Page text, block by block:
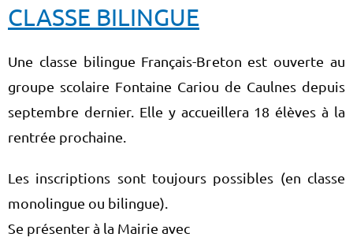
CLASSE BILINGUE
Une classe bilingue Français-Breton est ouverte au
groupe scolaire Fontaine Cariou de Caulnes depuis
septembre dernier. Elle y accueillera 18 élèves à la
rentrée prochaine.
Les inscriptions sont toujours possibles (en classe
monolingue ou bilingue).
Se présenter à la Mairie avec